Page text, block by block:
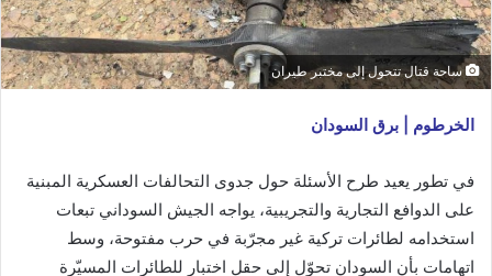
ساحة قتال تتحول إلى مختبر طيران
الخرطوم | برق السودان
في تطور يعيد طرح الأسئلة حول جدوى التحالفات العسكرية المبنية
على الدوافع التجارية والتجريبية، يواجه الجيش السوداني تبعات
استخدامه لطائرات تركية غير مجرّبة في حرب مفتوحة، وسط
اتهامات بأن السودان تحوّل إلى حقل اختبار للطائرات المسيّرة